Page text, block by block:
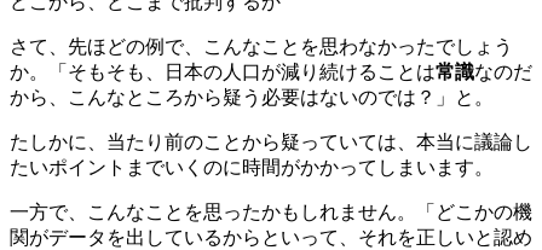
さて、先ほどの例で、こんなことを思わなかったでしょう
か。「そもそも、日本の人口が減り続けることは常識なのだ
から、こんなところから疑う必要はないのでは？」と。
たしかに、当たり前のことから疑っていては、本当に議論し
たいポイントまでいくのに時間がかかってしまいます。
一方で、こんなことを思ったかもしれません。「どこかの機
関がデータを出しているからといって、それを正しいと認め